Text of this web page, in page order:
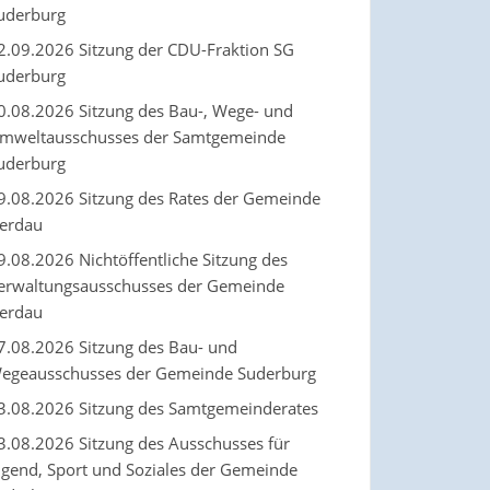
Sitzung der CDU-Fraktion SG
Sitzung des Bau-, Wege- und
der Samtgemeinde
Sitzung des Rates der Gemeinde
Nichtöffentliche Sitzung des
der Gemeinde
Sitzung des Bau- und
der Gemeinde Suderburg
Sitzung des Samtgemeinderates
Sitzung des Ausschusses für
Sport und Soziales der Gemeinde